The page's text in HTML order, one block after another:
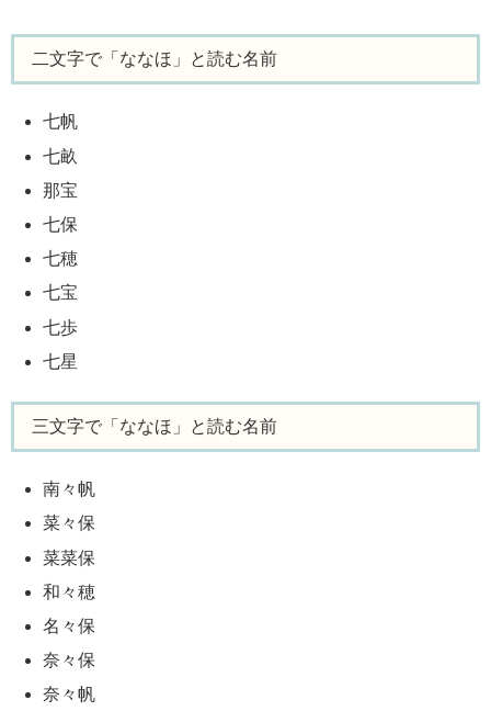
二文字で「ななほ」と読む名前
七帆
七畝
那宝
七保
七穂
七宝
七歩
七星
三文字で「ななほ」と読む名前
南々帆
菜々保
菜菜保
和々穂
名々保
奈々保
奈々帆